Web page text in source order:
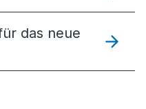
das neue